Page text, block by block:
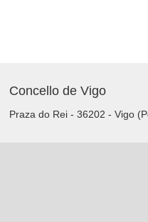
Concello de Vigo
Praza do Rei - 36202 - Vigo